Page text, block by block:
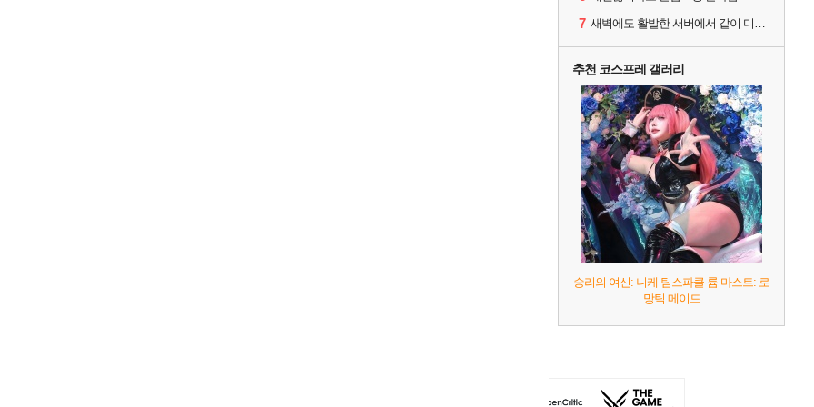
7 새벽에도 활발한 서버에서 같이 디코하면서 겜할 사람!
추천 코스프레 갤러리
승리의 여신: 니케 팀스파클-륨 마스트: 로
망틱 메이드